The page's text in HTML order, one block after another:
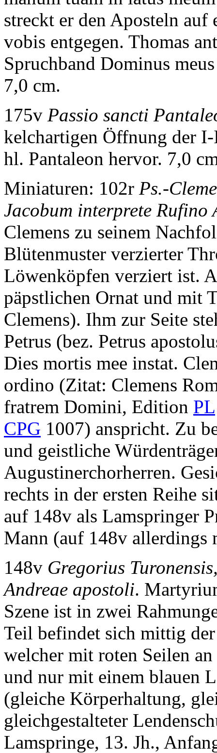
streckt er den Aposteln
vobis entgegen. Thomas
Spruchband Dominus
7,0 cm.
175v Passio sancti
kelchartigen Öffnung der
hl. Pantaleon hervor. 7,0
Miniaturen: 102r Ps.-
Jacobum interprete Rufino
Clemens zu seinem
Blütenmuster verzierter
Löwenköpfen verziert ist.
päpstlichen Ornat und mit
Clemens). Ihm zur Seite
Petrus (bez. Petrus
Dies mortis mee instat.
ordino (Zitat: Clemens
fratrem Domini, Edition PL
CPG 1007) anspricht. Zu
und geistliche
Augustinerchorherren.
rechts in der ersten Reihe
auf 148v als Lamspringer
Mann (auf 148v allerdings
148v Gregorius
Andreae apostoli.
Szene ist in zwei
Teil befindet sich mittig
welcher mit roten Seilen
und nur mit einem blauen
(gleiche Körperhaltung,
gleichgestalteter
Lamspringe, 13. Jh.,